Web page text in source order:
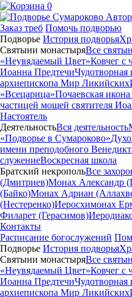
0
Заказ треб Помочь подворью
Подворье История подворья
Святыни монастыряВсе
«Неувядаемый Цвет»Ковчег с
Иоанна ПредтечиЧудотворная
архиепископа Мир Ликийских
«Всецарица»Почаевская
частицей мощей святителя
Настоятель
ДеятельностьВся деятельность
«Подворье в Сумароково»
имени преподобного
служениеВоскресная школа
Братский некропольВсе
(Дмитриев)Монах Александр
(Байко)Монах Адриан
(Нестеренко)Иеросхимонах
Филарет (Герасимов)
Контакты
Расписание богослужений
Подворье История подворья
Святыни монастыряВсе
«Неувядаемый Цвет»Ковчег с
Иоанна ПредтечиЧудотворная
архиепископа Мир Ликийских